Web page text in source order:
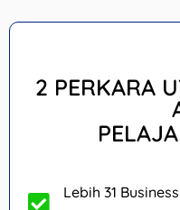
2 PERKARA
Lebih 31